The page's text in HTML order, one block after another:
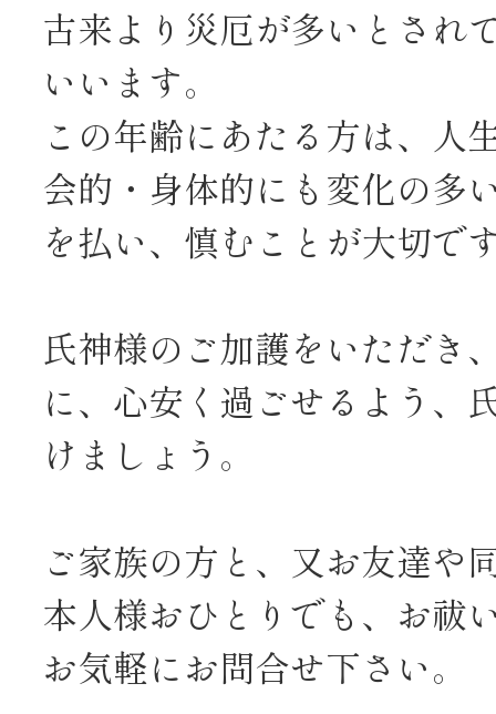
古来より災厄が多いとされ
いいます。
この年齢にあたる方は、人
会的・身体的にも変化の多
を払い、慎むことが大切で
氏神様のご加護をいただき
に、心安く過ごせるよう、
けましょう。
ご家族の方と、又お友達や
本人様おひとりでも、お祓
お気軽にお問合せ下さい。